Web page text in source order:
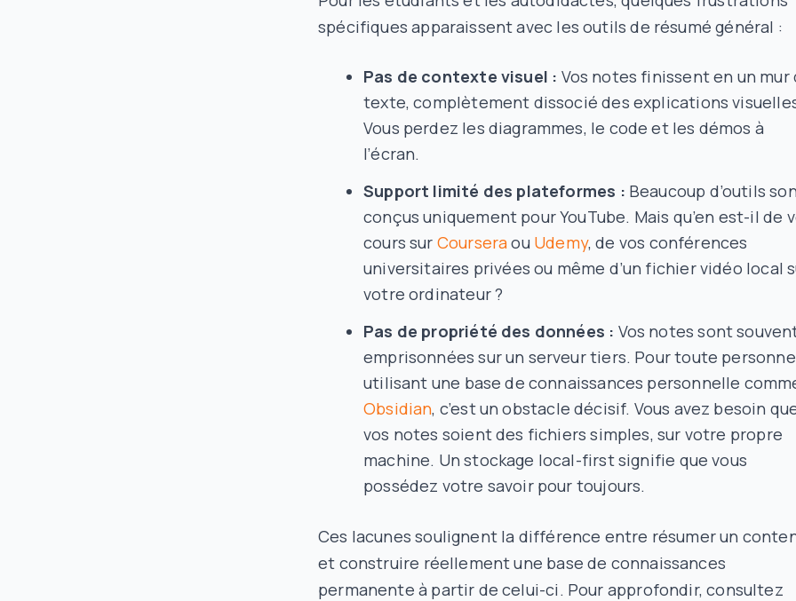
spécifiques apparaissent avec les outils de résumé général :
Pas de contexte visuel : Vos notes finissent en un mur
texte, complètement dissocié des explications
Vous perdez les diagrammes, le code et les démos à
l’écran.
Support limité des plateformes : Beaucoup d’outils
conçus uniquement pour YouTube. Mais qu’en est-il de
cours sur Courseraou Udemy, de vos conférences
universitaires privées ou même d’un fichier vidéo local
votre ordinateur ?
Pas de propriété des données : Vos notes sont
emprisonnées sur un serveur tiers. Pour toute personne
utilisant une base de connaissances personnelle
Obsidian, c’est un obstacle décisif. Vous avez besoin
vos notes soient des fichiers simples, sur votre propre
machine. Un stockage local-first signifie que vous
possédez votre savoir pour toujours.
Ces lacunes soulignent la différence entre résumer un
et construire réellement une base de connaissances
permanente à partir de celui-ci. Pour approfondir, consultez